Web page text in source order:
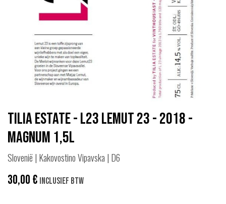
Tilia Estate - L23 Lemut 23 - 2018 -
Magnum 1,5L
Slovenië | Kakovostino Vipavska | D6
30,00€ Inclusief btw